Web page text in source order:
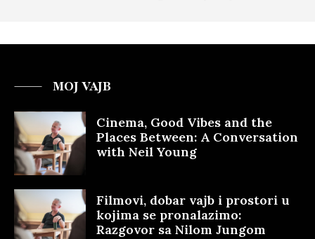
MOJ VAJB
Cinema, Good Vibes and the
Places Between: A Conversation
with Neil Young
Filmovi, dobar vajb i prostori u
kojima se pronalazimo:
Razgovor sa Nilom Jungom